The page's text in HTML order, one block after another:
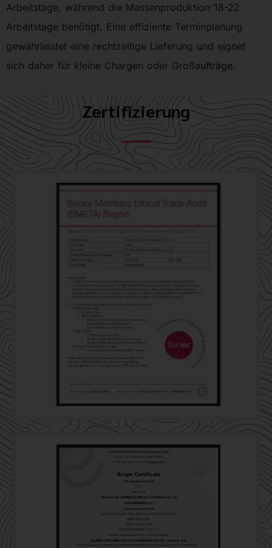
Arbeitstage, während die Massenproduktion 18-22
Arbeitstage benötigt. Eine effiziente Terminplanung
gewährleistet eine rechtzeitige Lieferung und eignet
sich daher für kleine Chargen oder Großaufträge.
Zertifizierung